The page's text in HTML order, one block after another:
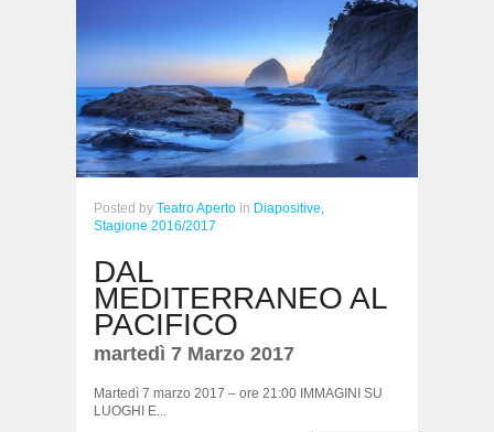
Posted by Teatro Aperto in Diapositive,
Stagione 2016/2017
DAL
MEDITERRANEO AL
PACIFICO
martedì 7 Marzo 2017
Martedì 7 marzo 2017 – ore 21:00 IMMAGINI SU
LUOGHI E...